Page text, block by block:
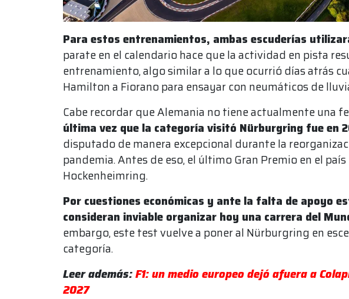
Para estos entrenamientos, ambas escuderías
parate en el calendario hace que la actividad en pista
entrenamiento, algo similar a lo que ocurrió días atrás
Hamilton a Fiorano para ensayar con neumáticos de
Cabe recordar que Alemania no tiene actualmente una
última vez que la categoría visitó Nürburgring fue en
disputado de manera excepcional durante la
pandemia. Antes de eso, el último Gran Premio en el
Hockenheimring.
Por cuestiones económicas y ante la falta de apoyo
consideran inviable organizar hoy una carrera del
embargo, este test vuelve a poner al Nürburgring en
categoría.
Leer además:F1: un medio europeo dejó afuera a
2027